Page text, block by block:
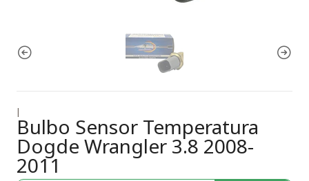
|
Bulbo Sensor Temperatura
Dogde Wrangler 3.8 2008-
2011